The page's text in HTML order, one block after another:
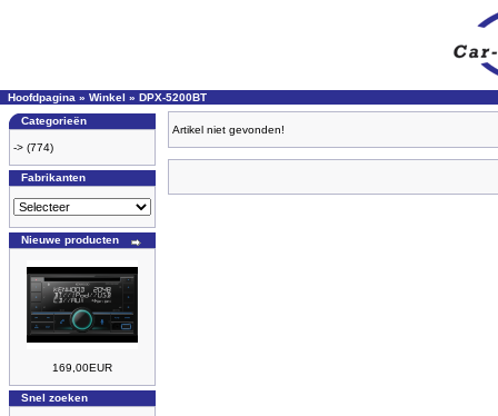
Hoofdpagina » Winkel » DPX-5200BT
Categorieën
-> (774)
Fabrikanten
Nieuwe producten
169,00EUR
Snel zoeken
Artikel niet gevonden!